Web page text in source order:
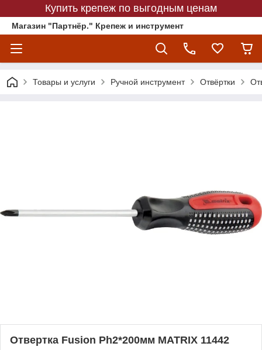
Купить крепеж по выгодным ценам
Магазин "Партнёр." Крепеж и инструмент
Товары и услуги Ручной инструмент Отвёртки
Отвертка Fusion Ph2*200мм MATRIX 11442